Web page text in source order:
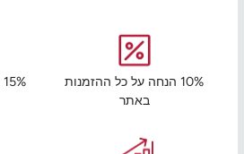
10% הנחה על כל ההזמנות
באתר